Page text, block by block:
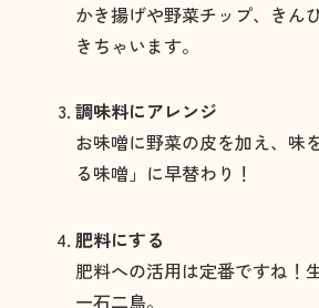
かき揚げや野菜チップ、きん
きちゃいます。
調味料にアレンジ
お味噌に野菜の皮を加え、味
る味噌」に早替わり！
肥料にする
肥料への活用は定番ですね！
一石二鳥。